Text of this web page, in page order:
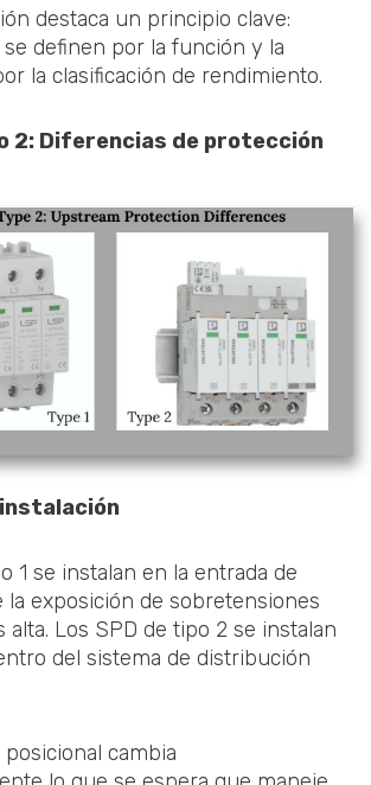
destaca un principio clave:
se definen por la función y la
la clasificación de rendimiento.
2: Diferencias de protección
1 se instalan en la entrada de
la exposición de sobretensiones
alta. Los SPD de tipo 2 se instalan
del sistema de distribución
cambia